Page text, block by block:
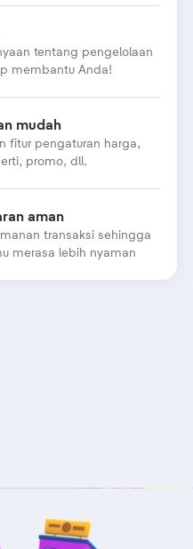
tentang pengelolaan
membantu Anda!
mudah
fitur pengaturan harga,
promo, dll.
aman
transaksi sehingga
merasa lebih nyaman